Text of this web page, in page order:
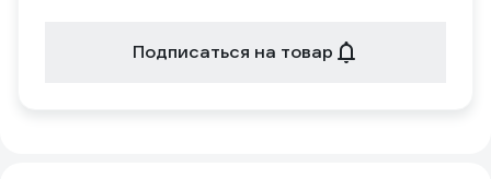
Подписаться на товар